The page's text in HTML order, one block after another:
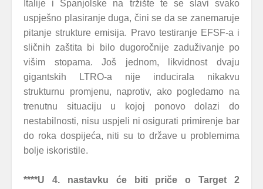
Italije i Španjolske na tržište te se slavi svako
uspješno plasiranje duga, čini se da se zanemaruje
pitanje strukture emisija. Pravo testiranje EFSF-a i
sličnih zaštita bi bilo dugoročnije zaduživanje po
višim stopama. Još jednom, likvidnost dvaju
gigantskih LTRO-a nije inducirala nikakvu
strukturnu promjenu, naprotiv, ako pogledamo na
trenutnu situaciju u kojoj ponovo dolazi do
nestabilnosti, nisu uspjeli ni osigurati primirenje bar
do roka dospijeća, niti su to države u problemima
bolje iskoristile.
****U 4. nastavku će biti priče o Target 2